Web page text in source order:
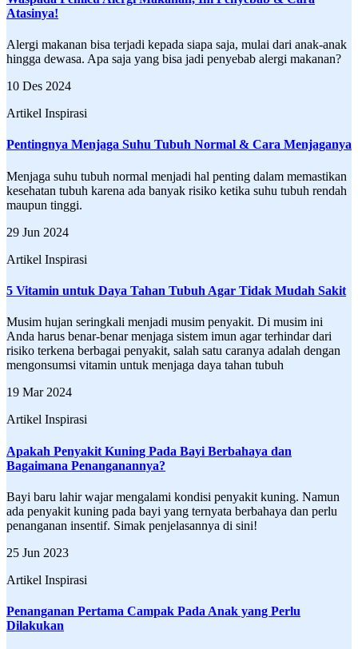
Atasinya!
Alergi makanan bisa terjadi kepada siapa saja, mulai dari anak-anak
hingga dewasa. Apa saja yang bisa jadi penyebab alergi makanan?
10 Des 2024
Artikel Inspirasi
Pentingnya Menjaga Suhu Tubuh Normal & Cara Menjaganya
Menjaga suhu tubuh normal menjadi hal penting dalam memastikan
kesehatan tubuh karena ada banyak risiko ketika suhu tubuh rendah
maupun tinggi.
29 Jun 2024
Artikel Inspirasi
5 Vitamin untuk Daya Tahan Tubuh Agar Tidak Mudah Sakit
Musim hujan seringkali menjadi musim penyakit. Di musim ini
Anda harus benar-benar menjaga sistem imun agar terhindar dari
risiko terkena berbagai penyakit, salah satu caranya adalah dengan
mengonsumsi vitamin untuk menjaga daya tahan tubuh
19 Mar 2024
Artikel Inspirasi
Apakah Penyakit Kuning Pada Bayi Berbahaya dan
Bagaimana Penanganannya?
Bayi baru lahir wajar mengalami kondisi penyakit kuning. Namun
ada penyakit kuning pada bayi yang ternyata berbahaya dan perlu
penanganan insentif. Simak penjelasannya di sini!
25 Jun 2023
Artikel Inspirasi
Penanganan Pertama Campak Pada Anak yang Perlu
Dilakukan